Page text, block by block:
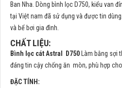
Ban Nha. Dòng bình lọc D750, kiểu van
tại Việt nam đã sử dụng và được tin
và bể bơi gia đình.
CHẤT LIỆU:
Bình lọc cát Astral D750 Làm bằng sợi
đáng tin cậy chống ăn mòn, phù hợp
ĐẶC TÍNH: